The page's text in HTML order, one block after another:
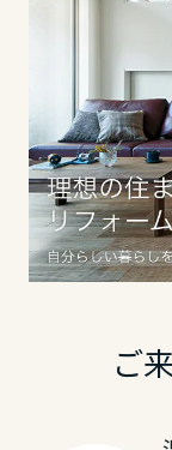
ご
高知県
九州エリア
福岡県